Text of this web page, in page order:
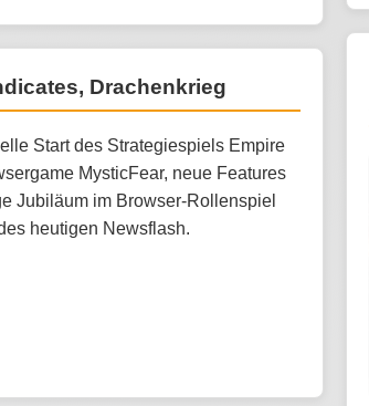
Drachenkrieg
Start des Strategiespiels Empire
MysticFear, neue Features
Jubiläum im Browser-Rollenspiel
heutigen Newsflash.